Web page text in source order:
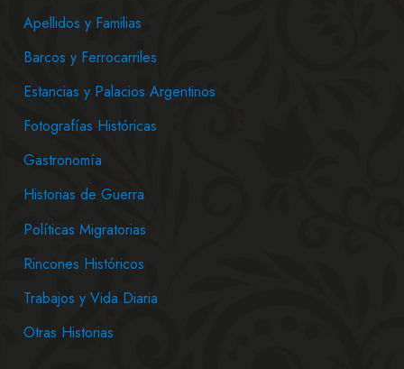
Apellidos y Familias
Barcos y Ferrocarriles
Estancias y Palacios Argentinos
Fotografías Históricas
Gastronomía
Historias de Guerra
Políticas Migratorias
Rincones Históricos
Trabajos y Vida Diaria
Otras Historias